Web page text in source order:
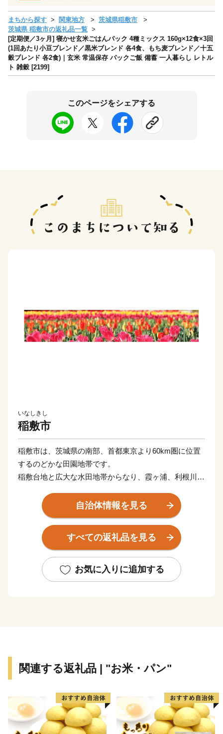
まちから探す 関東地方
茨城県稲敷市
茨城県 稲敷市の返礼品一覧
[定期便／3ヶ月] 寝かせ玄米ごはんパック 4種ミックス 160g×12食×3回
(1回あたり小豆ブレンド／黒米ブレンド 各4食、もち麦ブレンド／十五
穀ブレンド 各2食)｜玄米 常温保存 パックご飯 備蓄 一人暮らし レトル
ト 雑穀 [2199]
このページをシェアする
いなしきし
稲敷市
稲敷市は、茨城県の南部、首都東京より60km圏に位置
するのどかな田園地帯です。
稲敷台地と広大な水田地帯からなり、霞ヶ浦、利根川を
盛んです。
特産品は、国の地理的表示（GI）保護制度により登録さ
れている「江戸崎かぼちゃ」などの各種農産物で、施設
園芸によるトマト栽培なども近年盛んに行われていま
チモチした食感が特徴の人気のお米「ミルキークイー
ン」も特産の一つです。
寄附をしていただいた方に、感謝の気持ちを込めて、稲
敷市からささやかなお礼の品をお贈りさせていただきま
自治体情報を見る
すべての返礼品を見る
お気に入りに追加する
関連する返礼品 | "お米・パン"